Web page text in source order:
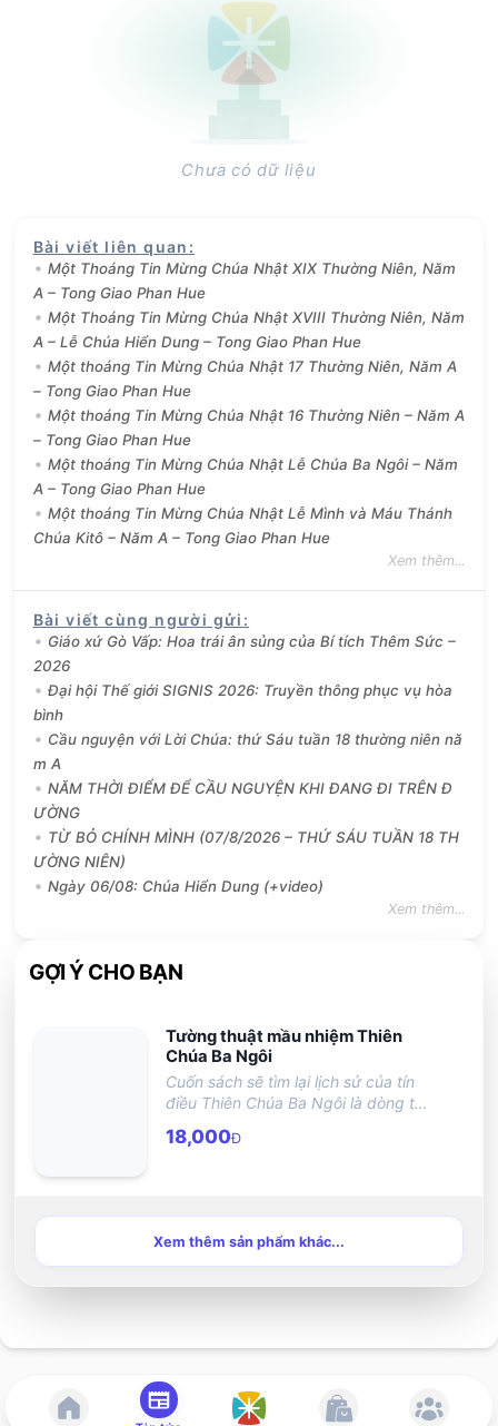
Chưa có dữ liệu
Bài viết liên quan :
Một Thoáng Tin Mừng Chúa Nhật XIX Thường Niên, Năm
A – Tong Giao Phan Hue
Một Thoáng Tin Mừng Chúa Nhật XVIII Thường Niên, Năm
A – Lễ Chúa Hiển Dung – Tong Giao Phan Hue
Một thoáng Tin Mừng Chúa Nhật 17 Thường Niên, Năm A
– Tong Giao Phan Hue
Một thoáng Tin Mừng Chúa Nhật 16 Thường Niên – Năm A
– Tong Giao Phan Hue
Một thoáng Tin Mừng Chúa Nhật Lễ Chúa Ba Ngôi – Năm
A – Tong Giao Phan Hue
Một thoáng Tin Mừng Chúa Nhật Lễ Mình và Máu Thánh
Chúa Kitô – Năm A – Tong Giao Phan Hue
Xem thêm...
Bài viết cùng người gửi :
Giáo xứ Gò Vấp: Hoa trái ân sủng của Bí tích Thêm Sức –
2026
Đại hội Thế giới SIGNIS 2026: Truyền thông phục vụ hòa
bình
Cầu nguyện với Lời Chúa: thứ Sáu tuần 18 thường niên nă
m A
NĂM THỜI ĐIỂM ĐỂ CẦU NGUYỆN KHI ĐANG ĐI TRÊN Đ
ƯỜNG
TỪ BỎ CHÍNH MÌNH (07/8/2026 – THỨ SÁU TUẦN 18 TH
ƯỜNG NIÊN)
Ngày 06/08: Chúa Hiển Dung (+video)
Xem thêm...
GỢI Ý CHO BẠN
Tường thuật mầu nhiệm Thiên
Chúa Ba Ngôi
Cuốn sách sẽ tìm lại lịch sử của tín
điều Thiên Chúa Ba Ngôi là dòng thời
18,000Đ
Xem thêm sản phẩm khác...